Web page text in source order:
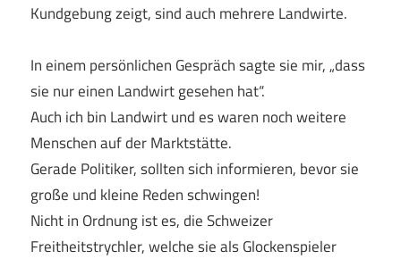
Kundgebung zeigt, sind auch mehrere Landwirte.
In einem persönlichen Gespräch sagte sie mir, „dass
sie nur einen Landwirt gesehen hat“.
Auch ich bin Landwirt und es waren noch weitere
Menschen auf der Marktstätte.
Gerade Politiker, sollten sich informieren, bevor sie
große und kleine Reden schwingen!
Nicht in Ordnung ist es, die Schweizer
Freitheitstrychler, welche sie als Glockenspieler